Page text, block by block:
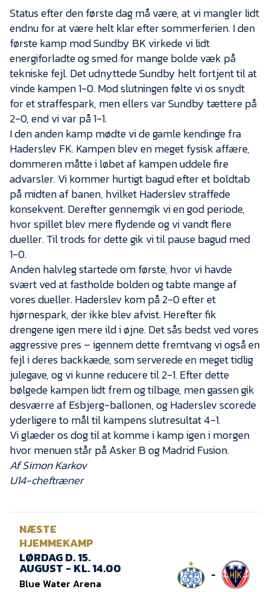
Job i EfB
Presse
Status efter den første dag må være, at vi mangler lidt
endnu for at være helt klar efter sommerferien. I den
første kamp mod Sundby BK virkede vi lidt
energiforladte og smed for mange bolde væk på
tekniske fejl. Det udnyttede Sundby helt fortjent til at
vinde kampen 1-0. Mod slutningen følte vi os snydt
for et straffespark, men ellers var Sundby tættere på
2-0, end vi var på 1-1.
I den anden kamp mødte vi de gamle kendinge fra
Haderslev FK. Kampen blev en meget fysisk affære,
dommeren måtte i løbet af kampen uddele fire
advarsler. Vi kommer hurtigt bagud efter et boldtab
på midten af banen, hvilket Haderslev straffede
konsekvent. Derefter gennemgik vi en god periode,
hvor spillet blev mere flydende og vi vandt flere
dueller. Til trods for dette gik vi til pause bagud med
1-0.
Anden halvleg startede om første, hvor vi havde
svært ved at fastholde bolden og tabte mange af
vores dueller. Haderslev kom på 2-0 efter et
hjørnespark, der ikke blev afvist. Herefter fik
drengene igen mere ild i øjne. Det sås bedst ved vores
aggressive pres – igennem dette fremtvang vi også en
fejl i deres backkæde, som serverede en meget tidlig
julegave, og vi kunne reducere til 2-1. Efter dette
bølgede kampen lidt frem og tilbage, men gassen gik
desværre af Esbjerg-ballonen, og Haderslev scorede
yderligere to mål til kampens slutresultat 4-1.
Vi glæder os dog til at komme i kamp igen i morgen
hvor menuen står på Asker B og Madrid Fusion.
Af Simon Karkov
U14-cheftræner
NÆSTE
HJEMMEKAMP
LØRDAG D. 15.
AUGUST - KL. 14.00
Blue Water Arena
-